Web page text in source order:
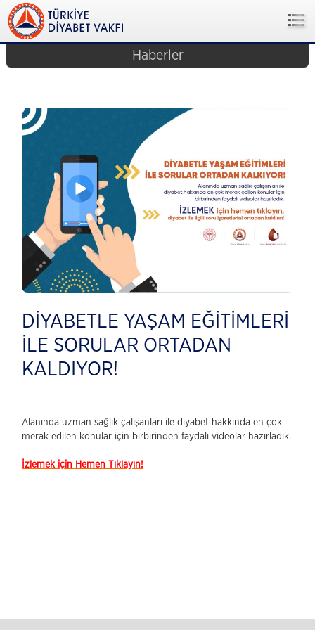
DİYABETLE YAŞAM EĞİTİMLERİ
İLE SORULAR ORTADAN
KALDIYOR!
Alanında uzman sağlık çalışanları ile diyabet hakkında en çok
merak edilen konular için birbirinden faydalı videolar hazırladık.
İzlemek için Hemen Tıklayın!
Haberler